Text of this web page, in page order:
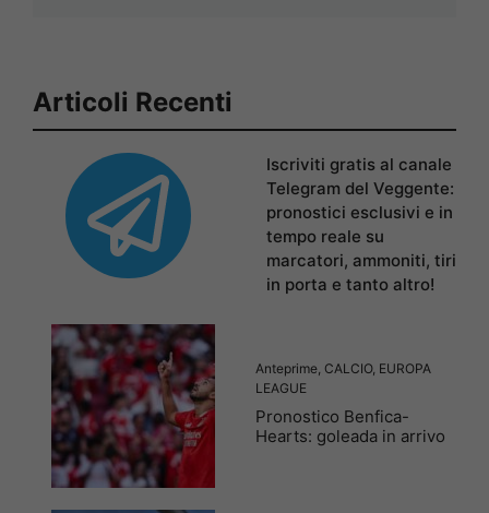
Articoli Recenti
Iscriviti gratis al canale
Telegram del Veggente:
pronostici esclusivi e in
tempo reale su
marcatori, ammoniti, tiri
in porta e tanto altro!
Anteprime, CALCIO, EUROPA
LEAGUE
Pronostico Benfica-
Hearts: goleada in arrivo